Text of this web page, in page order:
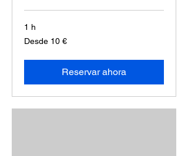
1 h
Desde
10
Desde 10 €
Reservar ahora